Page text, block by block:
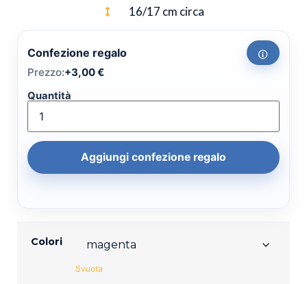
16/17 cm circa
Confezione regalo
Prezzo:+3,00€
Quantità
Aggiungi confezione regalo
Colori
Svuota